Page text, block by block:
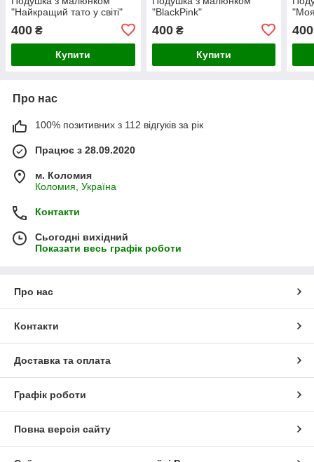
"Найкращий тато у світі"
400 ₴
Купити
"BlackPink"
400₴
Купити
400
Про нас
100% позитивних з 112 відгуків за рік
Працює з 28.09.2020
м. Коломия
Коломия, Україна
Контакти
Сьогодні вихідний
Показати весь графік роботи
Про нас
Контакти
Доставка та оплата
Графік роботи
Повна версія сайту